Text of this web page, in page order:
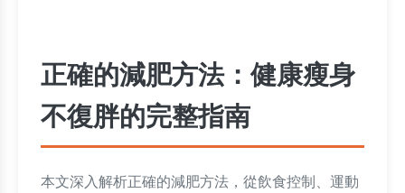
正確的減肥方法：健康瘦身
不復胖的完整指南
本文深入解析正確的減肥方法，從飲食控制、運動